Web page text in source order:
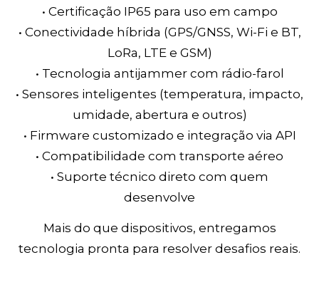
• Certificação IP65 para uso em campo
• Conectividade híbrida (GPS/GNSS, Wi-Fi e BT,
LoRa, LTE e GSM)
• Tecnologia antijammer com rádio-farol
• Sensores inteligentes (temperatura, impacto,
umidade, abertura e outros)
• Firmware customizado e integração via API
• Compatibilidade com transporte aéreo
• Suporte técnico direto com quem
desenvolve
Mais do que dispositivos, entregamos
tecnologia pronta para resolver desafios reais.